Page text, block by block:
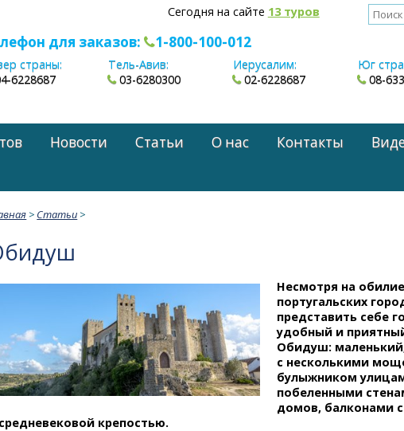
Сегодня на сайте 13 туров
для заказов: 1-800-100-012
страны:
6228687
Тель-Авив:
03-6280300
Иерусалим:
02-6228687
Юг
08-
Новости Статьи О нас Контакты
> Статьи >
Несмотря на
португальских
представить себе
удобный и
Обидуш:
с несколькими
булыжником
побеленными
домов, балконами
крепостью.